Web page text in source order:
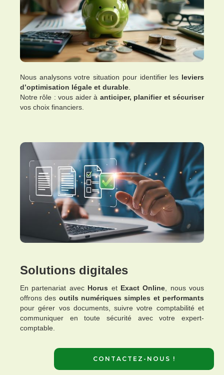
Nous analysons votre situation pour identifier les leviers
d’optimisation légale et durable
Notre rôle : vous aider à anticiper, planifier et sécuriser
vos choix financiers.
Solutions digitales
En partenariat avec Horus et Exact Online , nous vous
offrons des outils numériques simples et performants
pour gérer vos documents, suivre votre comptabilité et
communiquer en toute sécurité avec votre expert-
comptable.
CONTACTEZ-NOUS !